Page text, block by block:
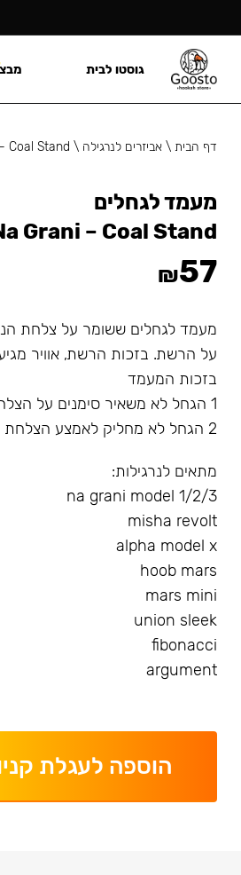
דף הבית\ אביזרים לנרגילה \
Coal Stand
מעמד לגחלים
Grani – Coal Stand
₪57
מעמד לגחלים ששומר על צלחת
על הרשת. בזכות הרשת, אוויר
בזכות המעמד
1 הגחל לא משאיר סימנים על הצלחת
2 הגחל לא מחליק לאמצע הצלחת וכך לא מחמם את הראש/שורף את הגומייה
מתאים לנרגילות:
na grani model 1/2/3
misha revolt
alpha model x
hoob mars
mars mini
union sleek
fibonacci
argument
הוספה לעגלת
גוסטו לבית